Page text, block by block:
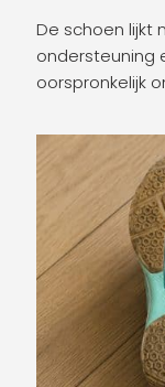
De schoen lijkt
ondersteuning
oorspronkelijk